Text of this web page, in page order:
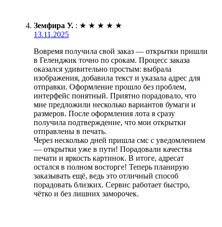
Земфира У. : ★ ★ ★ ★ ★
13.11.2025
Вовремя получила свой заказ — открытки пришли
в Геленджик точно по срокам. Процесс заказа
оказался удивительно простым: выбрала
изображения, добавила текст и указала адрес для
отправки. Оформление прошло без проблем,
интерфейс понятный. Приятно порадовало, что
мне предложили несколько вариантов бумаги и
размеров. После оформления лота я сразу
получила подтверждение, что мои открытки
отправлены в печать.
Через несколько дней пришла смс с уведомлением
— открытки уже в пути! Порадовали качества
печати и яркость картинок. В итоге, адресат
остался в полном восторге! Теперь планирую
заказывать ещё, ведь это отличный способ
порадовать близких. Сервис работает быстро,
чётко и без лишних заморочек.